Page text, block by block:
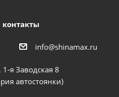
info@shinamax.ru
я Заводская 8
автостоянки)